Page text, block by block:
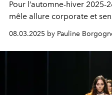
Pour l’automne-hiver 2025-
mêle allure corporate et
08.03.2025 by Pauline